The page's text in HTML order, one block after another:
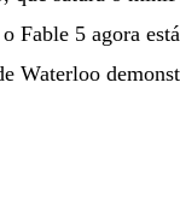
5 agora
Waterloo